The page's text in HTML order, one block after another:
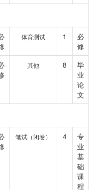
体育测试 1
必
修
其他 8
毕
业
论
文
笔试（闭卷） 4
专
业
基
础
课
程